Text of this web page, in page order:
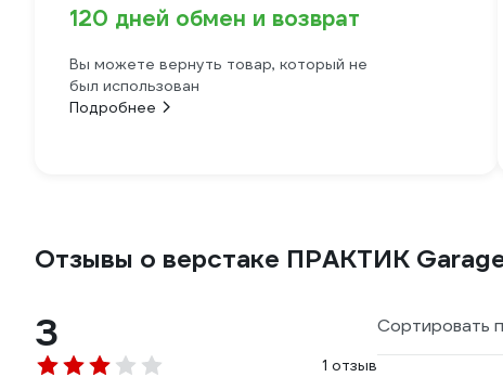
120 дней обмен и возврат
Вы можете вернуть товар, который не
был использован
Подробнее
Отзывы о верстаке ПРАКТИК
3
1 отзыв
Сортировать